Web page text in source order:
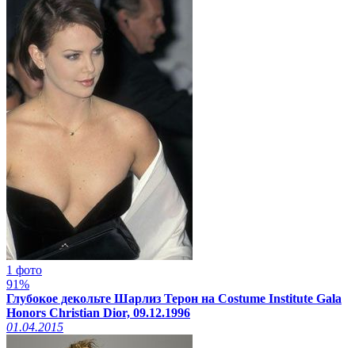
1 фото
91%
Глубокое декольте Шарлиз Терон на Costume Institute Gala
Honors Christian Dior, 09.12.1996
01.04.2015